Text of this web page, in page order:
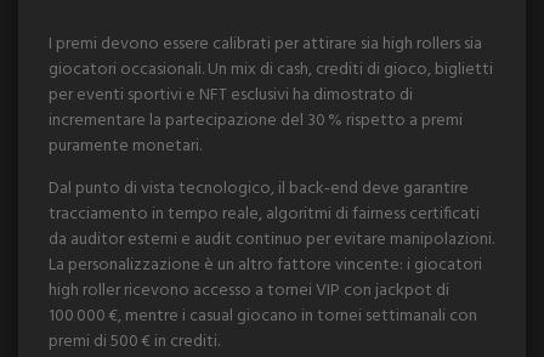
I premi devono essere calibrati per attirare sia high rollers sia
giocatori occasionali. Un mix di cash, crediti di gioco, biglietti
per eventi sportivi e NFT esclusivi ha dimostrato di
incrementare la partecipazione del 30 % rispetto a premi
puramente monetari.
Dal punto di vista tecnologico, il back‑end deve garantire
tracciamento in tempo reale, algoritmi di fairness certificati
da auditor esterni e audit continuo per evitare manipolazioni.
La personalizzazione è un altro fattore vincente: i giocatori
high roller ricevono accesso a tornei VIP con jackpot di
100 000 €, mentre i casual giocano in tornei settimanali con
premi di 500 € in crediti.